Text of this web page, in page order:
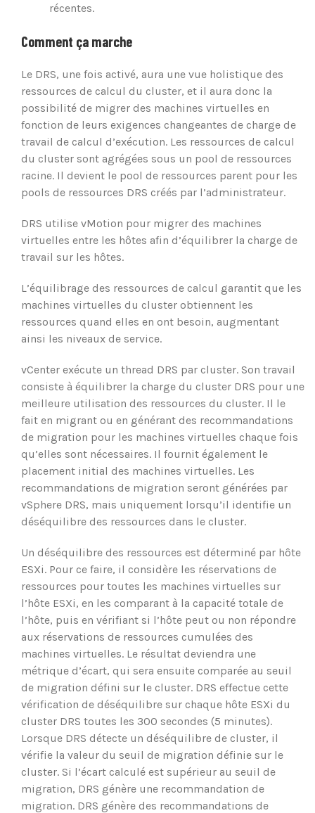
récentes.
Comment ça marche
Le DRS, une fois activé, aura une vue holistique des
ressources de calcul du cluster, et il aura donc la
possibilité de migrer des machines virtuelles en
fonction de leurs exigences changeantes de charge de
travail de calcul d’exécution. Les ressources de calcul
du cluster sont agrégées sous un pool de ressources
racine. Il devient le pool de ressources parent pour les
pools de ressources DRS créés par l’administrateur.
DRS utilise vMotion pour migrer des machines
virtuelles entre les hôtes afin d’équilibrer la charge de
travail sur les hôtes.
L’équilibrage des ressources de calcul garantit que les
machines virtuelles du cluster obtiennent les
ressources quand elles en ont besoin, augmentant
ainsi les niveaux de service.
vCenter exécute un thread DRS par cluster. Son travail
consiste à équilibrer la charge du cluster DRS pour une
meilleure utilisation des ressources du cluster. Il le
fait en migrant ou en générant des recommandations
de migration pour les machines virtuelles chaque fois
qu’elles sont nécessaires. Il fournit également le
placement initial des machines virtuelles. Les
recommandations de migration seront générées par
vSphere DRS, mais uniquement lorsqu’il identifie un
déséquilibre des ressources dans le cluster.
Un déséquilibre des ressources est déterminé par hôte
ESXi. Pour ce faire, il considère les réservations de
ressources pour toutes les machines virtuelles sur
l’hôte ESXi, en les comparant à la capacité totale de
l’hôte, puis en vérifiant si l’hôte peut ou non répondre
aux réservations de ressources cumulées des
machines virtuelles. Le résultat deviendra une
métrique d’écart, qui sera ensuite comparée au seuil
de migration défini sur le cluster. DRS effectue cette
vérification de déséquilibre sur chaque hôte ESXi du
cluster DRS toutes les 300 secondes (5 minutes).
Lorsque DRS détecte un déséquilibre de cluster, il
vérifie la valeur du seuil de migration définie sur le
cluster. Si l’écart calculé est supérieur au seuil de
migration, DRS génère une recommandation de
migration. DRS génère des recommandations de